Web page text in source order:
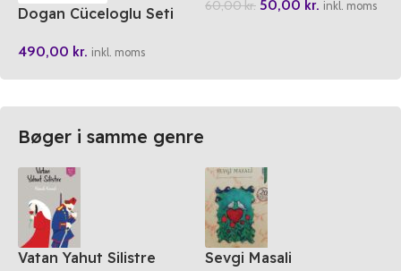
Dogan Cüceloglu Seti
490,00 kr. inkl. moms
60,00kr. 50,00 kr. inkl. moms
Bøger i samme genre
Vatan Yahut Silistre Sevgi Masali